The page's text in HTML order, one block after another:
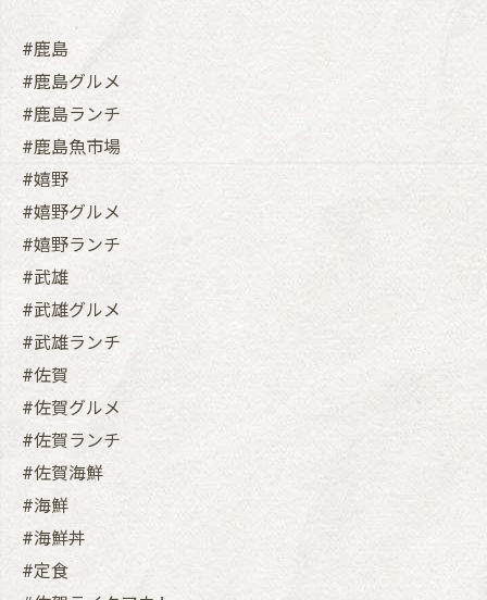
#鹿島
#鹿島グルメ
#鹿島ランチ
#鹿島魚市場
#嬉野
#嬉野グルメ
#嬉野ランチ
#武雄
#武雄グルメ
#武雄ランチ
#佐賀
#佐賀グルメ
#佐賀ランチ
#佐賀海鮮
#海鮮
#海鮮丼
#定食